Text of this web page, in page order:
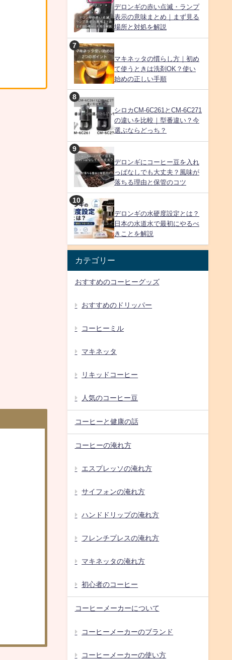
デロンギの赤い点滅・ランプ
表示の意味まとめ｜まず見る
場所と対処を解説
マキネッタの慣らし方｜初め
て使うときは洗剤OK？使い
始めの正しい手順
シロカCM-6C261とCM-6C271
の違いを比較｜型番違い？今
選ぶならどっち？
デロンギにコーヒー豆を入れ
っぱなしでも大丈夫？風味が
落ちる理由と保管のコツ
デロンギの水硬度設定とは？
日本の水道水で最初にやるべ
きことを解説
カテゴリー
おすすめのコーヒーグッズ
おすすめのドリッパー
コーヒーミル
マキネッタ
リキッドコーヒー
人気のコーヒー豆
コーヒーと健康の話
コーヒーの淹れ方
エスプレッソの淹れ方
サイフォンの淹れ方
ハンドドリップの淹れ方
フレンチプレスの淹れ方
マキネッタの淹れ方
初心者のコーヒー
コーヒーメーカーについて
コーヒーメーカーのブランド
コーヒーメーカーの使い方